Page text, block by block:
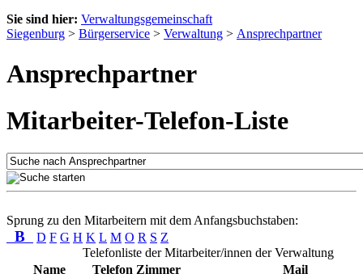
Sie sind hier: Verwaltungsgemeinschaft
Siegenburg > Bürgerservice > Verwaltung > Ansprechpartner
Ansprechpartner
Mitarbeiter-Telefon-Liste
Sprung zu den Mitarbeitern mit dem Anfangsbuchstaben:
B D F G H K L M O R S Z
Telefonliste der Mitarbeiter/innen der Verwaltung
Name
Telefon Zimmer
Mail